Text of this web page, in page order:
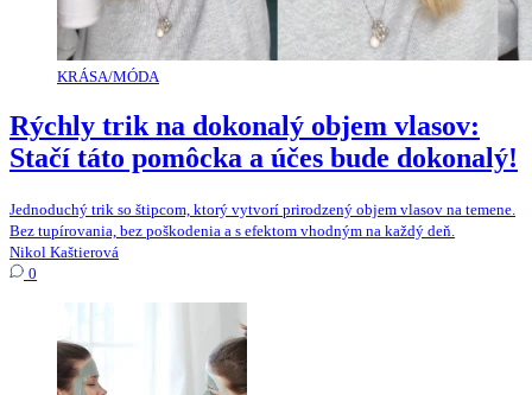
KRÁSA/MÓDA
Rýchly trik na dokonalý objem vlasov:
Stačí táto pomôcka a účes bude dokonalý!
Jednoduchý trik so štipcom, ktorý vytvorí prirodzený objem vlasov na temene.
Bez tupírovania, bez poškodenia a s efektom vhodným na každý deň.
Nikol Kaštierová
0